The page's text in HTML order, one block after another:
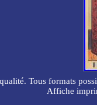
Tous formats
Affiche